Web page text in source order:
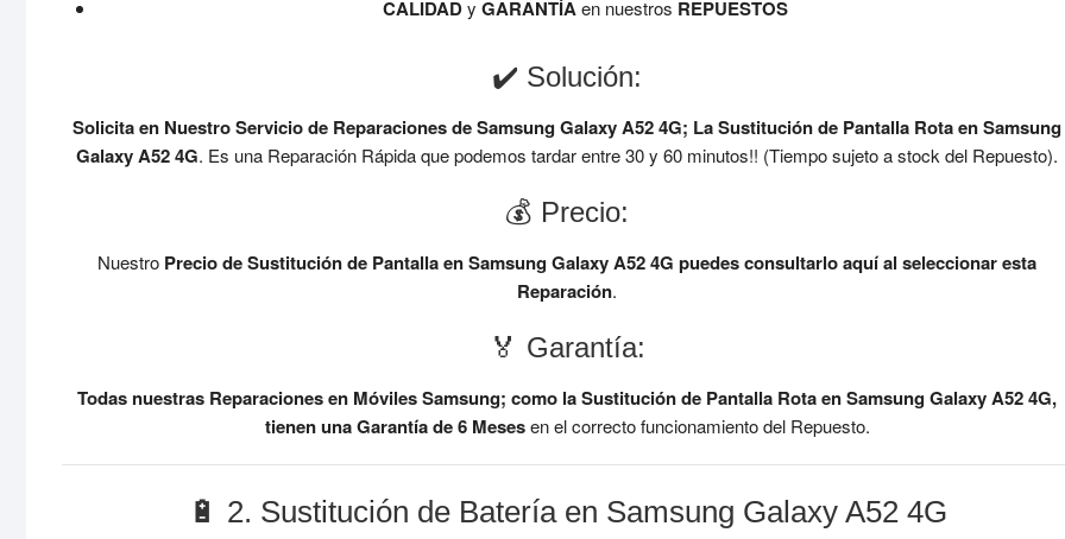
CALIDADy GARANTÍAen nuestros REPUESTOS
✔️ Solución:
Solicita en Nuestro Servicio de Reparaciones de Samsung Galaxy A52 4G; La Sustitución de Pantalla Rota en Samsung
Galaxy A52 4G. Es una Reparación Rápida que podemos tardar entre 30 y 60 minutos!! (Tiempo sujeto a stock del Repuesto).
💰 Precio:
Nuestro Precio de Sustitución de Pantalla en Samsung Galaxy A52 4G puedes consultarlo aquí al seleccionar esta
Reparación.
🏅 Garantía:
Todas nuestras Reparaciones en Móviles Samsung; como la Sustitución de Pantalla Rota en Samsung Galaxy A52 4G,
tienen una Garantía de 6 Mesesen el correcto funcionamiento del Repuesto.
🔋 2. Sustitución de Batería en Samsung Galaxy A52 4G